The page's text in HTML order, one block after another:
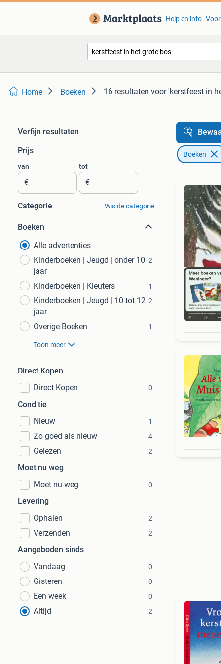
Help en info
Home Boeken 16 resultaten voor 'kerstfeest in
Verfijn resultaten
Prijs
van
€
tot
€
Categorie Wis de categorie
Boeken
Alle advertenties
Kinderboeken | Jeugd | onder 10
jaar
2
Kinderboeken | Kleuters 1
Kinderboeken | Jeugd | 10 tot 12
jaar
2
Overige Boeken 1
Toon meer
Direct Kopen
Direct Kopen
0
Conditie
Nieuw
1
Zo goed als nieuw 4
Gelezen 2
Moet nu weg
Moet nu weg
0
Levering
Ophalen
2
Verzenden 2
Aangeboden sinds
Vandaag
0
Gisteren 0
Een week 0
Altijd 2
Boeken